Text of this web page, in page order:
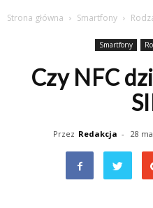
Strona główna Smartfony
Smartfony
Czy NFC
Przez Redakcja - 28